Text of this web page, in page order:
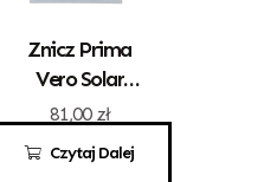
Czytaj Dalej
Znicz Prima
Vero Solar
Srebro
81,00 zł